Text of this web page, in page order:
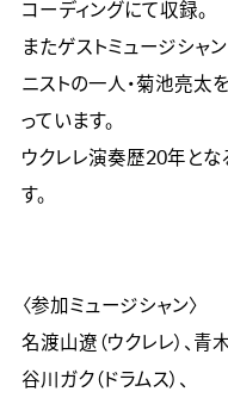
コーディングにて収録。
またゲストミュージシャ
ニストの一人・菊池亮太
っています。
ウクレレ演奏歴20年と
す。
〈参加ミュージシャン〉
名渡山遼（ウクレレ）、青
谷川ガク（ドラムス）、